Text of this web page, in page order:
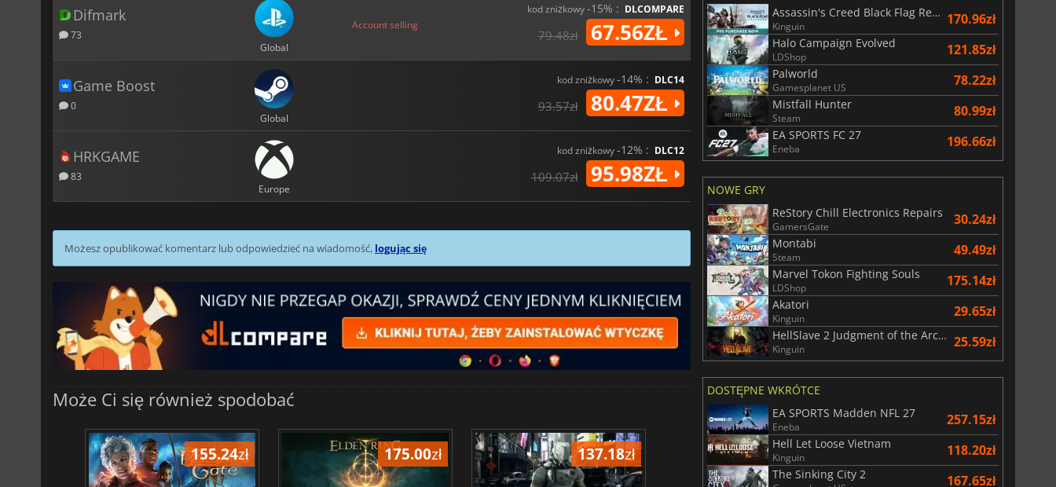
Difmark
73
Global
Account selling
kod zniżkowy-15% : DLCOMPARE
79.48zł 67.56ZŁ
Game Boost
0
Global
kod zniżkowy-14% : DLC14
93.57zł 80.47ZŁ
HRKGAME
83
Europe
kod zniżkowy-12% : DLC12
109.07zł 95.98ZŁ
Możesz opublikować komentarz lub odpowiedzieć na wiadomość, logując się
Może Ci się również spodobać
155.24zł 175.00zł 137.18zł 29.01zł 66.54
Assassin's Creed Black Flag Resynced
Kinguin 170.96zł
Halo Campaign Evolved
LDShop 121.85zł
Palworld
Gamesplanet US 78.22zł
Mistfall Hunter
Steam 80.99zł
EA SPORTS FC 27
Eneba 196.66zł
NOWE GRY
ReStory Chill Electronics Repairs
GamersGate 30.24zł
Montabi
Steam 49.49zł
Marvel Tokon Fighting Souls
LDShop 175.14zł
Akatori
Kinguin 29.65zł
HellSlave 2 Judgment of the Archon
Kinguin 25.59zł
DOSTĘPNE WKRÓTCE
EA SPORTS Madden NFL 27
Eneba 257.15zł
Hell Let Loose Vietnam
Kinguin 118.20zł
The Sinking City 2 167.65zł